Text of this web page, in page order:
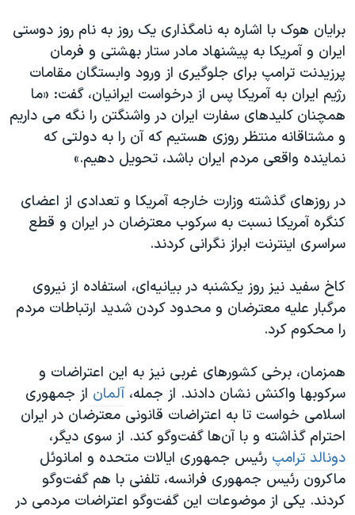
برایان هوک با اشاره به نامگذاری یک روز به نام روز دوستی
ایران و آمریکا به پیشنهاد مادر ستار بهشتی و فرمان
پرزیدنت ترامپ برای جلوگیری از ورود وابستگان مقامات
رژیم ایران به آمریکا پس از درخواست ایرانیان، گفت: «ما
همچنان کلیدهای سفارت ایران در واشنگتن را نگه می داریم
و مشتاقانه منتظر روزی هستیم که آن را به دولتی که
نماینده واقعی مردم ایران باشد، تحویل دهیم.»
در روزهای گذشته وزارت خارجه آمریکا و تعدادی از اعضای
کنگره آمریکا نسبت به سرکوب معترضان در ایران و قطع
سراسری اینترنت ابراز نگرانی کردند.
کاخ سفید نیز روز یکشنبه در بیانیه‌ای، استفاده از نیروی
مرگبار علیه معترضان و محدود کردن شدید ارتباطات مردم
را محکوم کرد.
همزمان، برخی کشورهای غربی نیز به این اعتراضات و
سرکوبها واکنش نشان دادند. از جمله،آلمان از جمهوری
اسلامی خواست تا به اعتراضات قانونی معترضان در ایران
احترام گذاشته و با آن‌ها گفت‌وگو کند. از سوی دیگر،
دونالد ترامپ رئیس جمهوری ایالات متحده و امانوئل
ماکرون رئیس جمهوری فرانسه، تلفنی با هم گفت‌وگو
کردند. یکی از موضوعات این گفت‌وگو اعتراضات مردمی در